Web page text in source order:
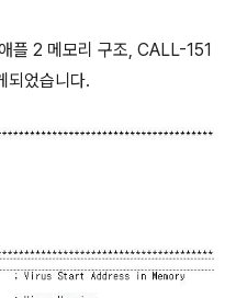
플 2 메모리 구조, CALL-151
되었습니다.